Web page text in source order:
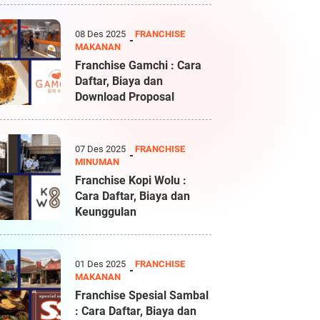
08 Des 2025
FRANCHISE
MAKANAN
Franchise Gamchi : Cara
Daftar, Biaya dan
Download Proposal
07 Des 2025
FRANCHISE
MINUMAN
Franchise Kopi Wolu :
Cara Daftar, Biaya dan
Keunggulan
01 Des 2025
FRANCHISE
MAKANAN
Franchise Spesial Sambal
: Cara Daftar, Biaya dan